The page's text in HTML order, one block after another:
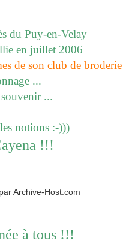
du Puy-en-Velay
en juillet 2006
de son club de broderie
...
...
s notions :-)))
!!!
à tous !!!